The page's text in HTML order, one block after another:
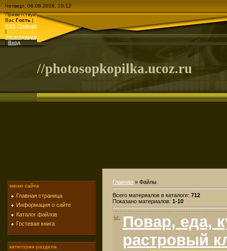
Четверг, 06.08.2026, 10:12
Приветствую
Вас Гость |
RSS Главная
|
Регистрация
| Вход
//photosopkopilka.ucoz.ru
меню сайта
Главная страница
Информация о сайте
Каталог файлов
Гостевая книга
категории раздела
Главная » Файлы
Всего материалов в каталоге: 712
Показано материалов: 1-10
Повар, еда,
растровый